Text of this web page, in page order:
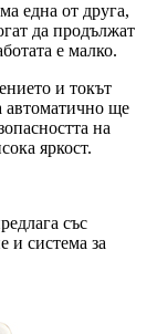
една от друга,
да продължат
е малко.
и токът
автоматично ще
на
яркост.
със
и система за